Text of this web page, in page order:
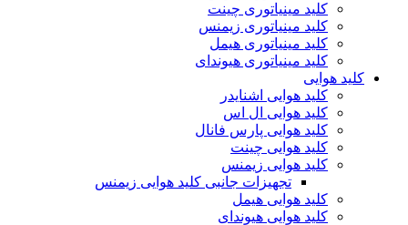
کلید مینیاتوری چینت
کلید مینیاتوری زیمنس
کلید مینیاتوری هیمل
کلید مینیاتوری هیوندای
کلید هوایی
کلید هوایی اشنایدر
کلید هوایی ال اس
کلید هوایی پارس فانال
کلید هوایی چینت
کلید هوایی زیمنس
تجهیزات جانبی کلید هوایی زیمنس
کلید هوایی هیمل
کلید هوایی هیوندای